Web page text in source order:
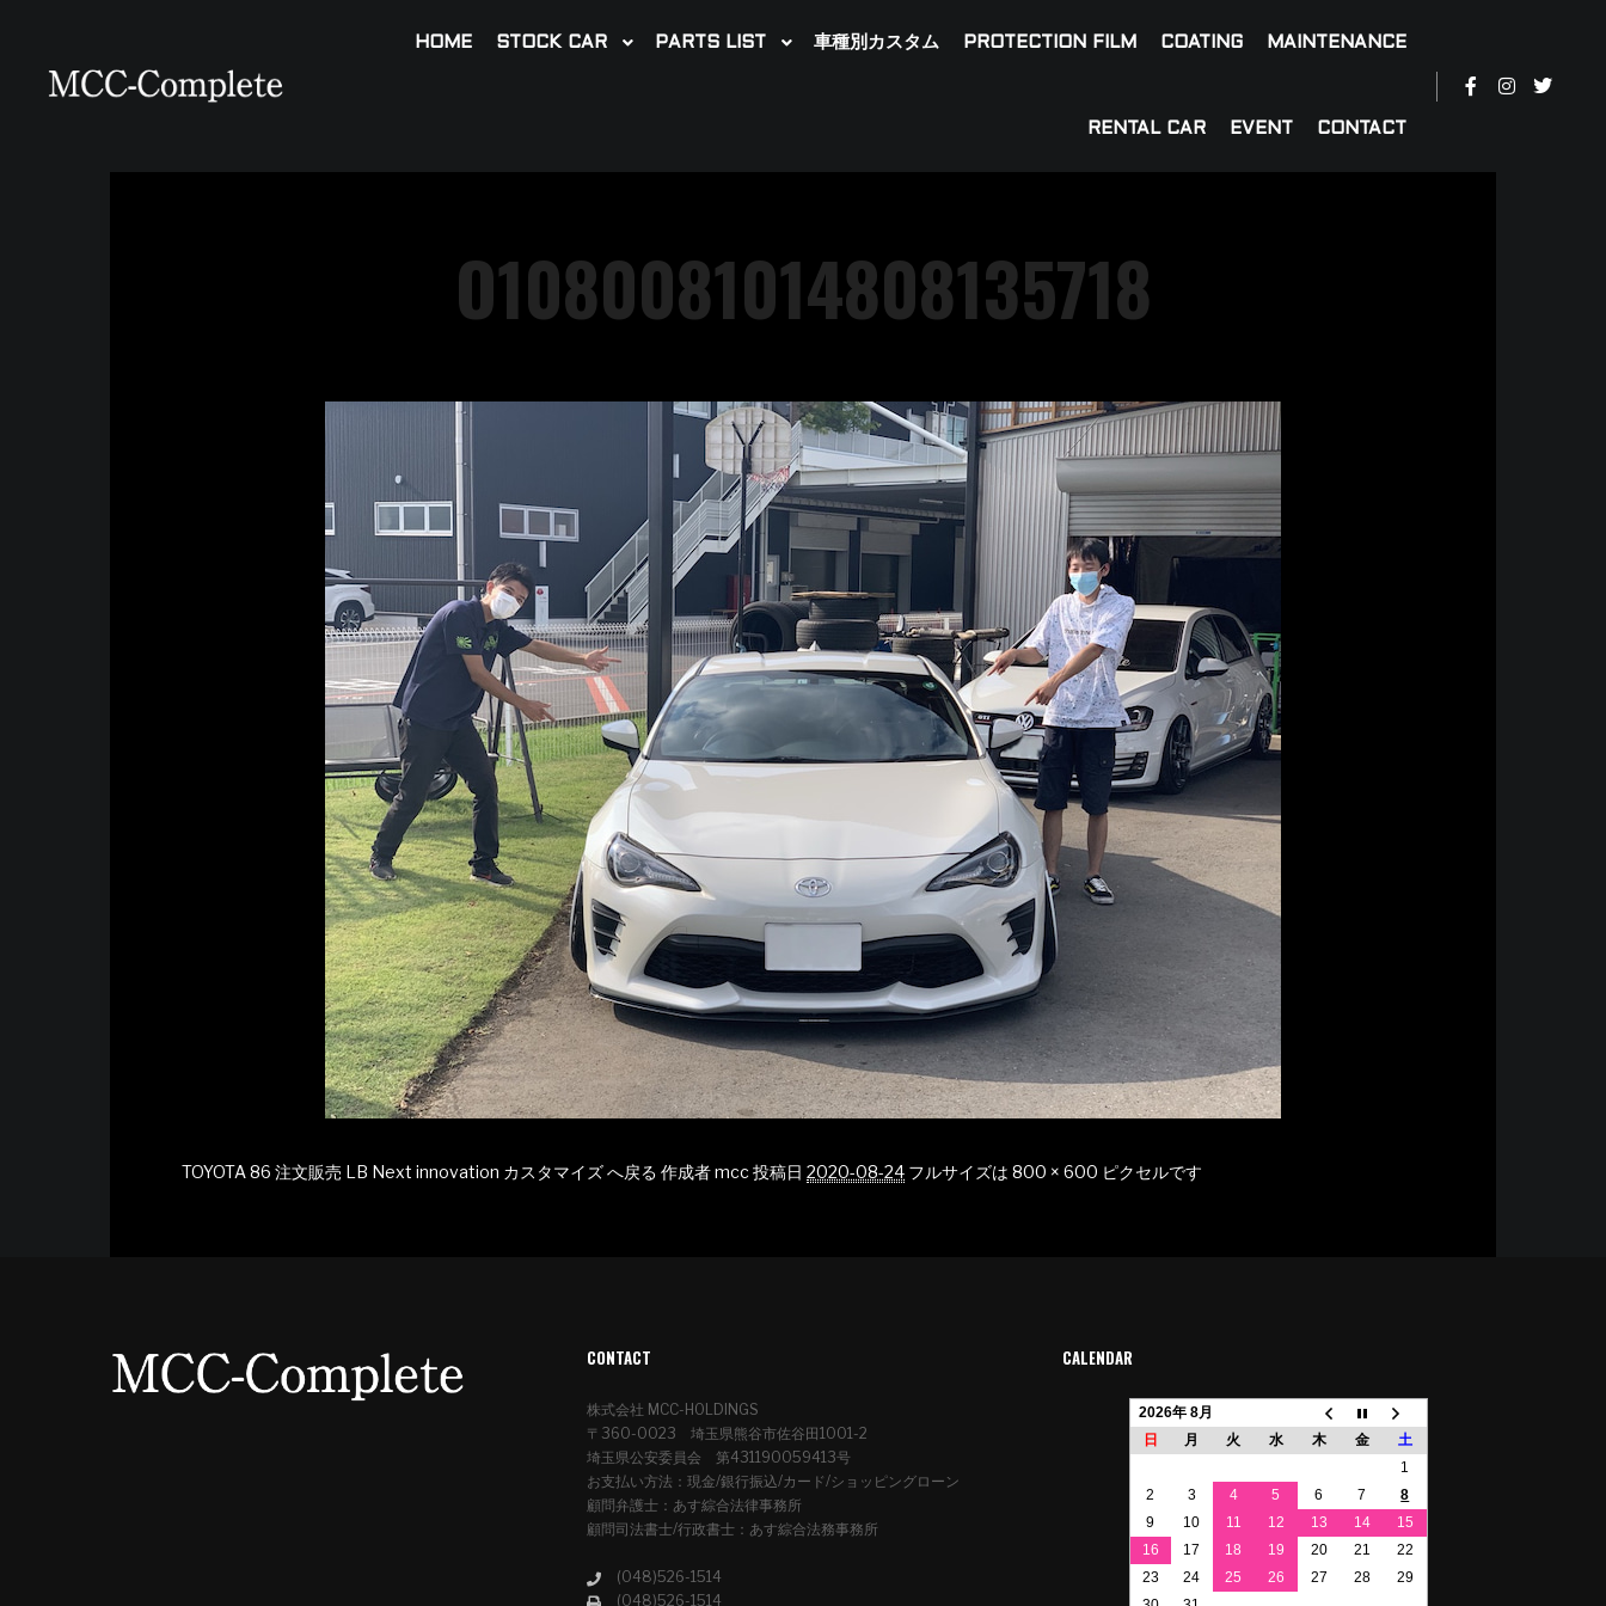
HOME STOCK CAR PARTS LIST 車種別カスタム PROTECTION FILM COATING MAINTENANCE
RENTAL CAR EVENT CONTACT
O1080081014808135718
TOYOTA 86 注文販売 LB Next innovation カスタマイズ へ戻る 作成者mcc投稿日 2020-08-24 フルサイズは 800 × 600 ピクセルです
CONTACT
株式会社 MCC-HOLDINGS
〒360-0023 埼玉県熊谷市佐谷田1001-2
埼玉県公安委員会 第431190059413号
お支払い方法：現金/銀行振込/カード/ショッピングローン
顧問弁護士：あす綜合法律事務所
顧問司法書士/行政書士：あす綜合法務事務所
(048)526-1514
(048)526-1514
CALENDAR
2026年 8月
日
月 火 水 木 金
土
1
2
3 4 5 6 7
8
9
10 11 12 13 14
15
16
17 18 19 20 21
22
23
24 25 26 27 28
29